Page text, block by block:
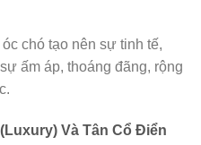
óc chó tạo nên sự tinh tế,
ấm áp, thoáng đãng, rộng
Và Tân Cổ Điển